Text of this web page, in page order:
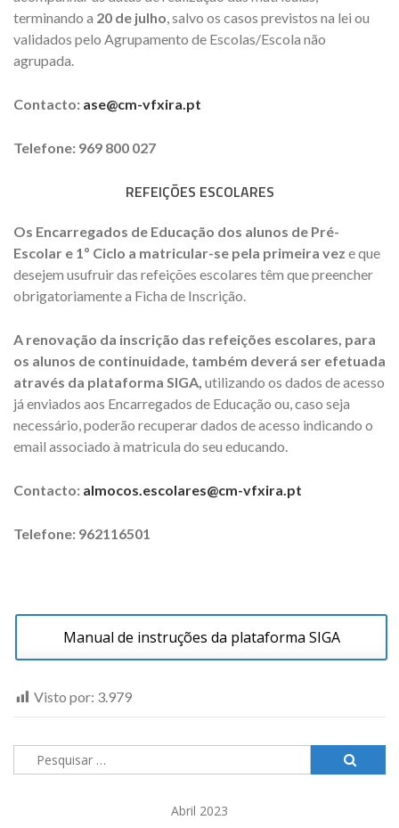
terminando a 20 de julho , salvo os casos previstos na lei ou
validados pelo Agrupamento de Escolas/Escola não
agrupada.
Contacto: ase@cm-vfxira.pt
Telefone: 969 800 027
REFEIÇÕES ESCOLARES
Os Encarregados de Educação dos alunos de Pré-
Escolar e 1º Ciclo a matricular-se pela primeira vez e que
desejem usufruir das refeições escolares têm que preencher
obrigatoriamente a Ficha de Inscrição.
A renovação da inscrição das refeições escolares, para
os alunos de continuidade, também deverá ser efetuada
através da plataforma SIGA, utilizando os dados de acesso
já enviados aos Encarregados de Educação ou, caso seja
necessário, poderão recuperar dados de acesso indicando o
email associado à matricula do seu educando.
Contacto: almocos.escolares@cm-vfxira.pt
Telefone: 962116501
Manual de instruções da plataforma SIGA
Visto por: 3.979
Pesquisar
por:
Abril 2023